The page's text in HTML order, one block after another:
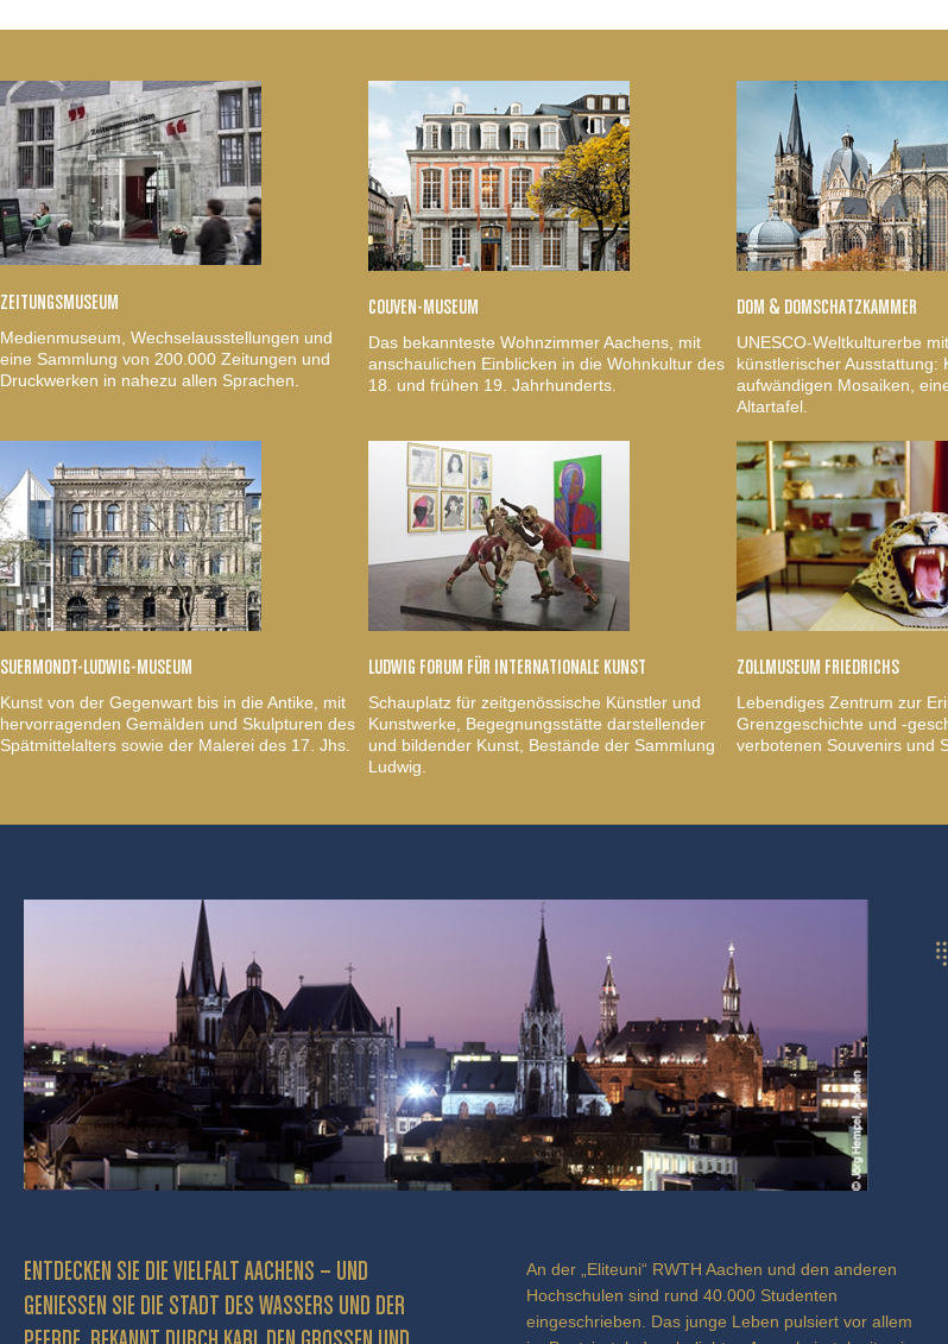
ZEITUNGSMUSEUM
Medienmuseum, Wechselausstellungen und
eine Sammlung von 200.000 Zeitungen und
Druckwerken in nahezu allen Sprachen.
COUVEN-MUSEUM
Das bekannteste Wohnzimmer Aachens, mit
anschaulichen Einblicken in die Wohnkultur des
18. und frühen 19. Jahrhunderts.
DOM & DOMSCHATZKAMMER
UNESCO-Weltkulturerbe
künstlerischer Ausstattung:
aufwändigen Mosaiken,
Altartafel.
SUERMONDT-LUDWIG-MUSEUM
Kunst von der Gegenwart bis in die Antike, mit
hervorragenden Gemälden und Skulpturen des
Spätmittelalters sowie der Malerei des 17. Jhs.
LUDWIG FORUM FÜR INTERNATIONALE KUNST
Schauplatz für zeitgenössische Künstler und
Kunstwerke, Begegnungsstätte darstellender
und bildender Kunst, Bestände der Sammlung
Ludwig.
ZOLLMUSEUM FRIEDRICHS
Lebendiges Zentrum zur
Grenzgeschichte und -
verbotenen Souvenirs und
ENTDECKEN SIE DIE VIELFALT AACHENS – UND
GENIESSEN SIE DIE STADT DES WASSERS UND DER P
An der „Eliteuni“ RWTH Aachen und den anderen
Hochschulen sind rund 40.000 Studenten
eingeschrieben. Das junge Leben pulsiert vor allem